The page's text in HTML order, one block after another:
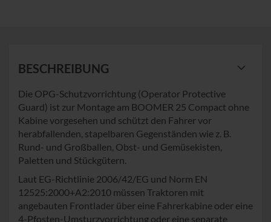
BESCHREIBUNG
Die OPG-Schutzvorrichtung (Operator Protective
Guard) ist zur Montage am BOOMER 25 Compact ohne
Kabine vorgesehen und schützt den Fahrer vor
herabfallenden, stapelbaren Gegenständen wie z. B.
Rund- und Großballen, Obst- und Gemüsekisten,
Paletten und Stückgütern.
Laut EG-Richtlinie 2006/42/EG und Norm EN
12525:2000+A2:2010 müssen Traktoren mit
angebauten Frontlader über eine Fahrerkabine oder eine
4-Pfosten-Umsturzvorrichtung oder eine separate